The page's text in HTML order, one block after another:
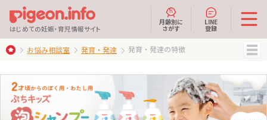
はじめての妊娠・育児情報サイト
月齢別に
さがす
LINE
登録
お悩み相談室 発育・発達 発育・発達の特徴